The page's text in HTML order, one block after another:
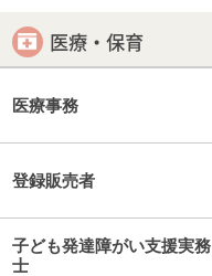
医療・保育
医療事務
登録販売者
子ども発達障がい支援実務
士